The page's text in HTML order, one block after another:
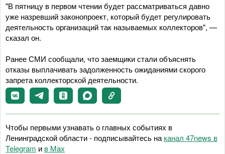
"В пятницу в первом чтении будет рассматриваться давно
уже назревший законопроект, который будет регулировать
деятельность организаций так называемых коллекторов", —
сказал он.
Ранее СМИ сообщали, что заемщики стали объяснять
отказы выплачивать задолженность ожиданиями скорого
запрета коллекторской деятельности.
Чтобы первыми узнавать о главных событиях в
Ленинградской области - подписывайтесь на канал 47news в
Telegram и в Maх